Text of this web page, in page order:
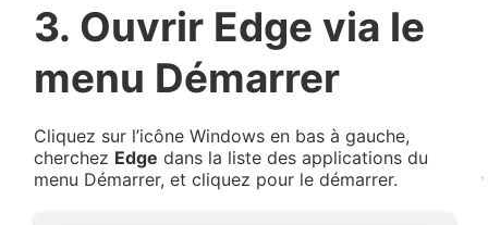
3. Ouvrir Edge via le
menu Démarrer
Cliquez sur l’icône Windows en bas à gauche,
cherchez Edge dans la liste des applications du
menu Démarrer, et cliquez pour le démarrer.